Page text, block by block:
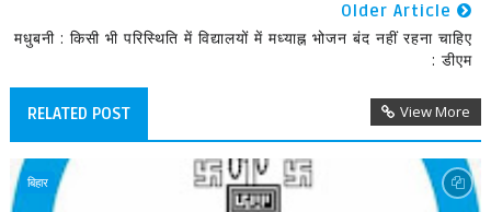
Older Article
मधुबनी : किसी भी परिस्थिति में विद्यालयों में मध्याह्न भोजन बंद नहीं रहना चाहिए
: डीएम
RELATED POST View More
बिहार